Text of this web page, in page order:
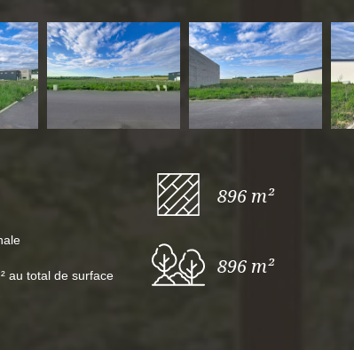
au total de surface
896 m²
896 m²